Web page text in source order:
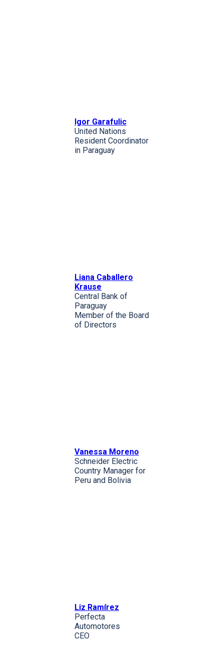
Igor Garafulic
United Nations
Resident Coordinator
in Paraguay
Liana Caballero
Krause
Central Bank of
Paraguay
Member of the Board
of Directors
Vanessa Moreno
Schneider Electric
Country Manager for
Peru and Bolivia
Liz Ramírez
Perfecta
Automotores
CEO